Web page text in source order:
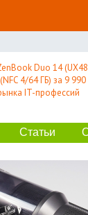
Duo 14
4/64 ГБ) за 9
IT-профессий
Статьи